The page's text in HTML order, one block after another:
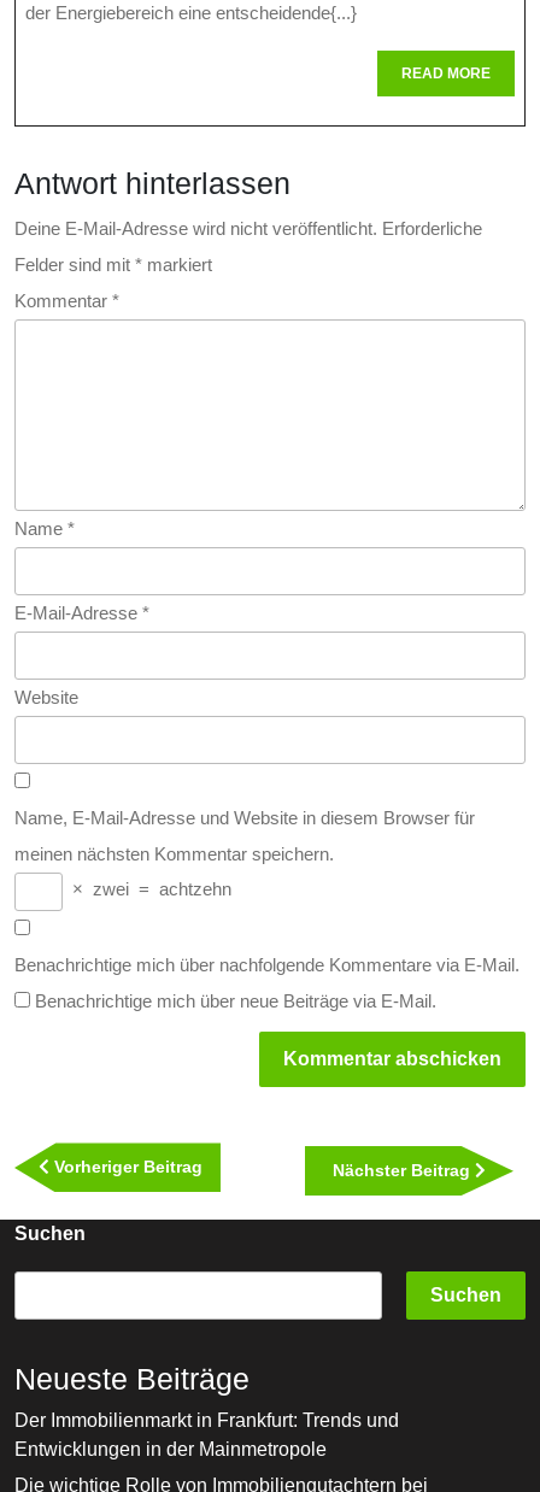
Und
Wandel
der Energiebereich eine entscheidende{...}
READ MOREREAD
MORE
Antwort hinterlassen
Deine E-Mail-Adresse wird nicht veröffentlicht. Erforderliche
Felder sind mit * markiert
Kommentar *
Name *
E-Mail-Adresse *
Website
Name, E-Mail-Adresse und Website in diesem Browser für
meinen nächsten Kommentar speichern.
× zwei = achtzehn
Benachrichtige mich über nachfolgende Kommentare via E-Mail.
Benachrichtige mich über neue Beiträge via E-Mail.
Vorheriger Beitrag
Beitrag
Nächster Beitrag
Suchen
Suchen
Neueste Beiträge
Der Immobilienmarkt in Frankfurt: Trends und
Entwicklungen in der Mainmetropole
Die wichtige Rolle von Immobiliengutachtern bei